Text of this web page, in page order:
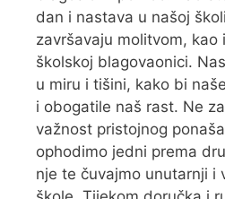
dan i nastava u našoj
završavaju molitvom, kao
školskoj blagovaonici.
u miru i tišini, kako bi
i obogatile naš rast. Ne
važnost pristojnog
ophodimo jedni prema
nje te čuvajmo unutarnji i